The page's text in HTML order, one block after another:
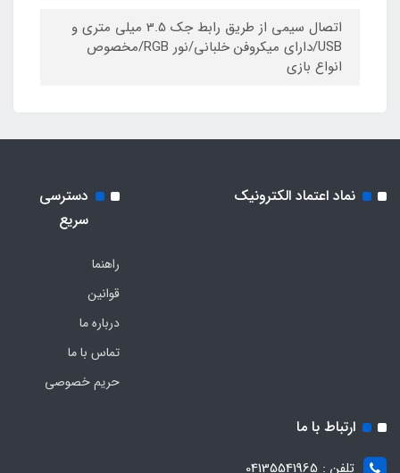
اتصال سیمی از طریق رابط جک 3.5 میلی متری و
USB/دارای میکروفن خلبانی/نور RGB/مخصوص
انواع بازی
نماد اعتماد الکترونیک
دسترسی
سریع
راهنما
قوانین
درباره ما
تماس با ما
حریم خصوصی
ارتباط با ما
تلفن : 04135541965